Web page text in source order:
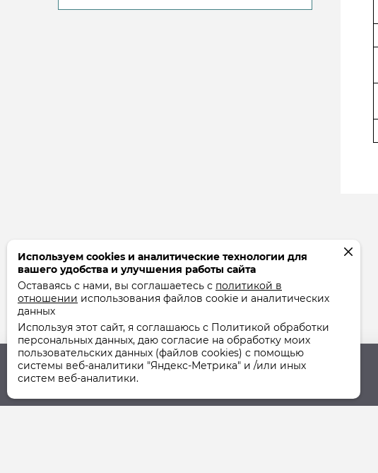
Используем cookies и аналитические технологии для
вашего удобства и улучшения работы сайта
Оставаясь с нами, вы соглашаетесь с политикой в
отношении использования файлов cookie и аналитических
данных
Используя этот сайт, я соглашаюсь с Политикой обработки
персональных данных, даю согласие на обработку моих
пользовательских данных (файлов cookies) с помощью
системы веб-аналитики "Яндекс-Метрика" и /или иных
систем веб-аналитики.